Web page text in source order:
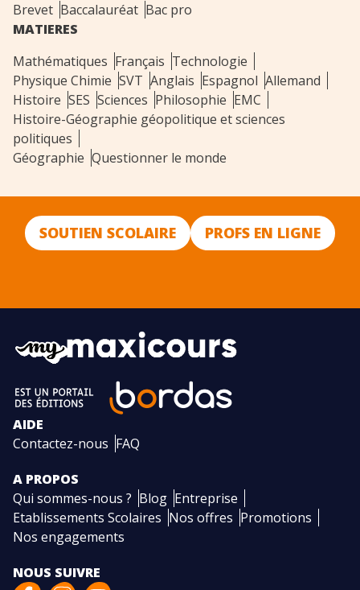
Brevet Baccalauréat Bac pro
MATIERES
Mathématiques Français Technologie
Physique Chimie SVT Anglais Espagnol Allemand
Histoire SES Sciences Philosophie EMC
Histoire-Géographie géopolitique et sciences
politiques
Géographie Questionner le monde
SOUTIEN SCOLAIRE PROFS EN LIGNE
AIDE
Contactez-nous FAQ
A PROPOS
Qui sommes-nous ? Blog Entreprise
Etablissements Scolaires Nos offres Promotions
Nos engagements
NOUS SUIVRE